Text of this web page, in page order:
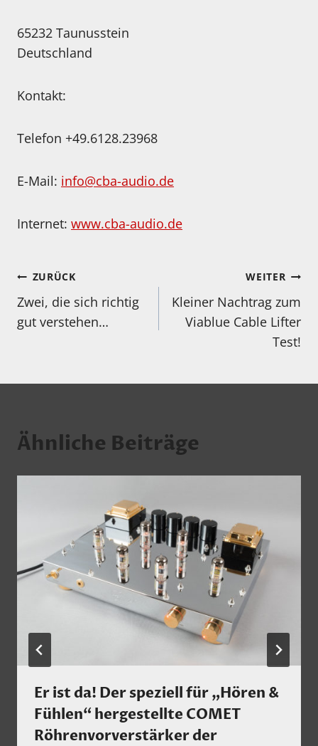
65232 Taunusstein
Deutschland
Kontakt:
Telefon +49.6128.23968
E-Mail: info@cba-audio.de
Internet: www.cba-audio.de
Beitragsnavigation
ZURÜCK
Zwei, die sich richtig
gut verstehen…
WEITER
Kleiner Nachtrag zum
Viablue Cable Lifter
Test!
Ähnliche Beiträge
Er ist da! Der speziell für „Hören &
Fühlen“ hergestellte COMET
Röhrenvorverstärker der